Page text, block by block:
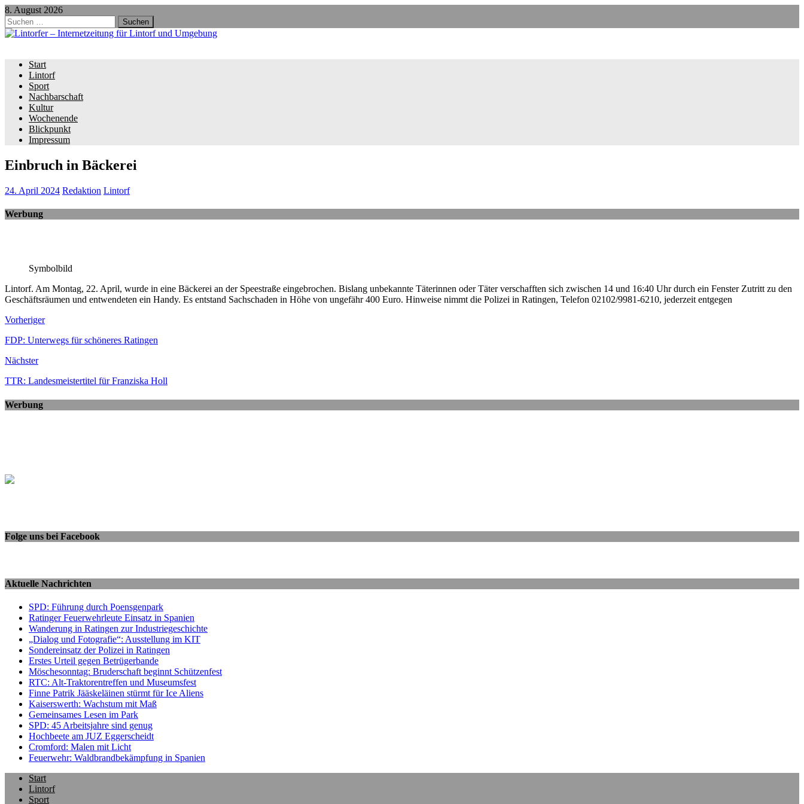
8. August 2026
Suchen
nach:
Start
Lintorf
Sport
Nachbarschaft
Kultur
Wochenende
Blickpunkt
Impressum
Einbruch in Bäckerei
24. April 2024 Redaktion Lintorf
Werbung
Symbolbild
Lintorf. Am Montag, 22. April, wurde in eine Bäckerei an der Speestraße eingebrochen. Bislang unbekannte Täterinnen oder Täter verschafften sich zwischen 14 und 16:40 Uhr durch ein Fenster Zutritt zu den
Geschäftsräumen und entwendeten ein Handy. Es entstand Sachschaden in Höhe von ungefähr 400 Euro. Hinweise nimmt die Polizei in Ratingen, Telefon 02102/9981-6210, jederzeit entgegen
Vorheriger
FDP: Unterwegs für schöneres Ratingen
Nächster
TTR: Landesmeistertitel für Franziska Holl
Werbung
Folge uns bei Facebook
Aktuelle Nachrichten
SPD: Führung durch Poensgenpark
Ratinger Feuerwehrleute Einsatz in Spanien
Wanderung in Ratingen zur Industriegeschichte
„Dialog und Fotografie“: Ausstellung im KIT
Sondereinsatz der Polizei in Ratingen
Erstes Urteil gegen Betrügerbande
Möschesonntag: Bruderschaft beginnt Schützenfest
RTC: Alt-Traktorentreffen und Museumsfest
Finne Patrik Jääskeläinen stürmt für Ice Aliens
Kaiserswerth: Wachstum mit Maß
Gemeinsames Lesen im Park
SPD: 45 Arbeitsjahre sind genug
Hochbeete am JUZ Eggerscheidt
Cromford: Malen mit Licht
Feuerwehr: Waldbrandbekämpfung in Spanien
Start
Lintorf
Sport